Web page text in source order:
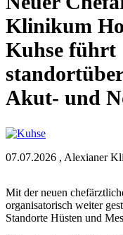
Klinikum
Kuhse führt
Akut- und
07.07.2026 , Alexianer
Mit der neuen
organisatorisch weiter
Standorte Hüsten und